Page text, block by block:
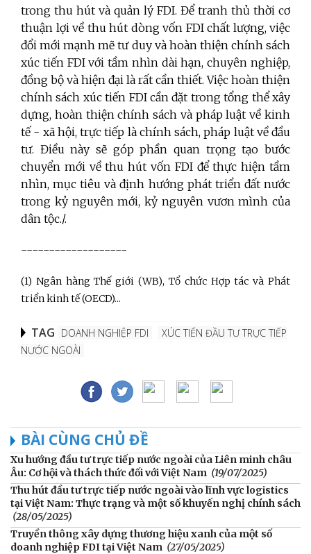
trong thu hút và quản lý FDI. Để tranh thủ thời cơ
thuận lợi về thu hút dòng vốn FDI chất lượng, việc
đổi mới mạnh mẽ tư duy và hoàn thiện chính sách
xúc tiến FDI với tầm nhìn dài hạn, chuyên nghiệp,
đồng bộ và hiện đại là rất cần thiết. Việc hoàn thiện
chính sách xúc tiến FDI cần đặt trong tổng thể xây
dựng, hoàn thiện chính sách và pháp luật về kinh
tế - xã hội, trực tiếp là chính sách, pháp luật về đầu
tư. Điều này sẽ góp phần quan trọng tạo bước
chuyển mới về thu hút vốn FDI để thực hiện tầm
nhìn, mục tiêu và định hướng phát triển đất nước
trong kỷ nguyên mới, kỷ nguyên vươn mình của
dân tộc./.
-------------------
(1) Ngân hàng Thế giới (WB), Tổ chức Hợp tác và Phát
triển kinh tế (OECD)...
TAG DOANH NGHIỆP FDI
XÚC TIẾN ĐẦU TƯ TRỰC TIẾP
NƯỚC NGOÀI
BÀI CÙNG CHỦ ĐỀ
Xu hướng đầu tư trực tiếp nước ngoài của Liên minh châu
Âu: Cơ hội và thách thức đối với Việt Nam (19/07/2025)
Thu hút đầu tư trực tiếp nước ngoài vào lĩnh vực logistics
tại Việt Nam: Thực trạng và một số khuyến nghị chính sách
(28/05/2025)
Truyền thông xây dựng thương hiệu xanh của một số
doanh nghiệp FDI tại Việt Nam (27/05/2025)